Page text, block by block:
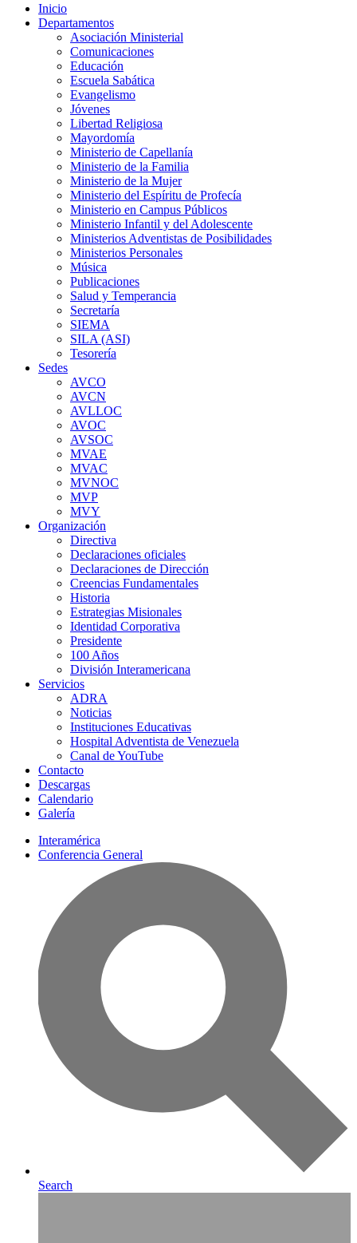
Inicio
Departamentos
Asociación Ministerial
Comunicaciones
Educación
Escuela Sabática
Evangelismo
Jóvenes
Libertad Religiosa
Mayordomía
Ministerio de Capellanía
Ministerio de la Familia
Ministerio de la Mujer
Ministerio del Espíritu de Profecía
Ministerio en Campus Públicos
Ministerio Infantil y del Adolescente
Ministerios Adventistas de Posibilidades
Ministerios Personales
Música
Publicaciones
Salud y Temperancia
Secretaría
SIEMA
SILA (ASI)
Tesorería
Sedes
AVCO
AVCN
AVLLOC
AVOC
AVSOC
MVAE
MVAC
MVNOC
MVP
MVY
Organización
Directiva
Declaraciones oficiales
Declaraciones de Dirección
Creencias Fundamentales
Historia
Estrategias Misionales
Identidad Corporativa
Presidente
100 Años
División Interamericana
Servicios
ADRA
Noticias
Instituciones Educativas
Hospital Adventista de Venezuela
Canal de YouTube
Contacto
Descargas
Calendario
Galería
Interamérica
Conferencia General
Search